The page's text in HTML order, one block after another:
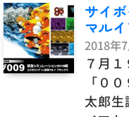
サイ
マル
2018年
７月
「０
太郎